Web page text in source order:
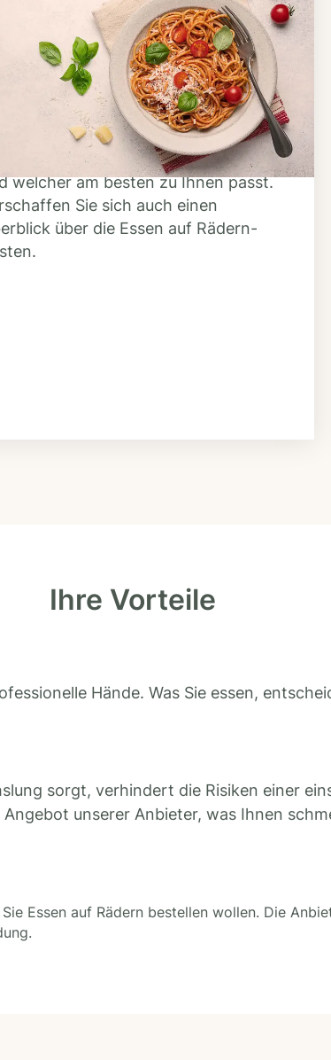
2
finden
Sie unsere große Mahlzeiten-
Suche, um herauszufinden,
Anbieter es in Ihrer Region gibt
welcher am besten zu Ihnen passt.
Sie sich auch einen
über die Essen auf Rädern-
Ihre Vorteile
Hände. Was Sie essen,
sorgt, verhindert die Risiken einer
Angebot unserer Anbieter, was Ihnen
Essen auf Rädern bestellen wollen. Die